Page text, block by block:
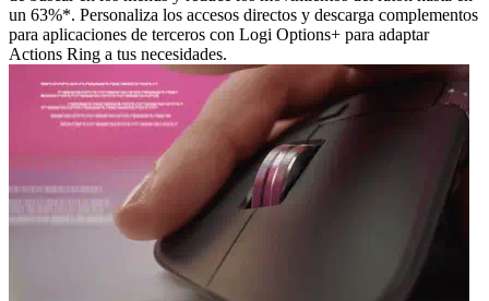
un 63%*. Personaliza los accesos directos y descarga complementos
para aplicaciones de terceros con Logi Options+ para adaptar
Actions Ring a tus necesidades.